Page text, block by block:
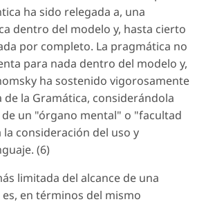
ha sido relegada a, una
dentro del modelo y, hasta cierto
por completo. La pragmática no
para nada dentro del modelo y,
ha sostenido vigorosamente
de la Gramática, considerándola
un "órgano mental" o "facultad
consideración del uso y
(6)
limitada del alcance de una
en términos del mismo